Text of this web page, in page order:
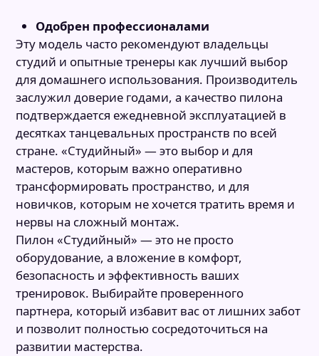
Одобрен профессионалами
Эту модель часто рекомендуют владельцы
студий и опытные тренеры как лучший выбор
для домашнего использования. Производитель
заслужил доверие годами, а качество пилона
подтверждается ежедневной эксплуатацией в
десятках танцевальных пространств по всей
стране. «Студийный» — это выбор и для
мастеров, которым важно оперативно
трансформировать пространство, и для
новичков, которым не хочется тратить время и
нервы на сложный монтаж.
Пилон «Студийный» — это не просто
оборудование, а вложение в комфорт,
безопасность и эффективность ваших
тренировок. Выбирайте проверенного
партнера, который избавит вас от лишних забот
и позволит полностью сосредоточиться на
развитии мастерства.